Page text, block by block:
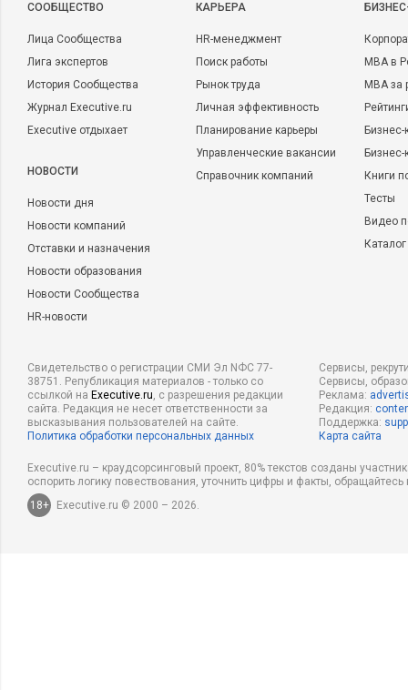
CООБЩЕСТВО
Лица Сообщества
Лига экспертов
История Сообщества
Журнал Executive.ru
Executive отдыхает
НОВОСТИ
Новости дня
Новости компаний
Отставки и назначения
Новости образования
Новости Сообщества
HR-новости
КАРЬЕРА
HR-менеджмент
Поиск работы
Рынок труда
Личная эффективность
Планирование карьеры
Управленческие вакансии
Справочник компаний
MBA в
MBA
Бизнес-
Книги
Тесты
Видео
Свидетельство о регистрации СМИ Эл NФС 77-
38751. Републикация материалов - только со
ссылкой на Executive.ru, с разрешения редакции
сайта. Редакция не несет ответственности за
высказывания пользователей на сайте.
Политика обработки персональных данных
Сервисы,
Сервисы,
Реклама:
Редакция:
Поддержка:
Карта сайта
Executive.ru – краудсорсинговый проект, 80% текстов созданы
оспорить логику повествования, уточнить цифры и факты,
18+
Executive.ru © 2000 – 2026.